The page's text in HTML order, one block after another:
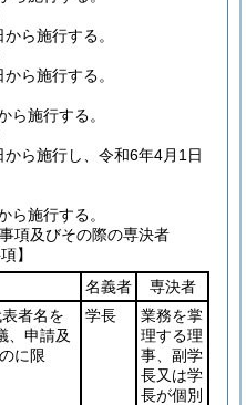
ら施行する。
ら施行する。
ら施行する。
ら施行し、令和6年4月1日
ら施行する。
項及びその際の専決者
】
名義者
専決者
者名を
、申請及
に限
学長
業務を掌
理する理
事、副学
長又は学
長が個別